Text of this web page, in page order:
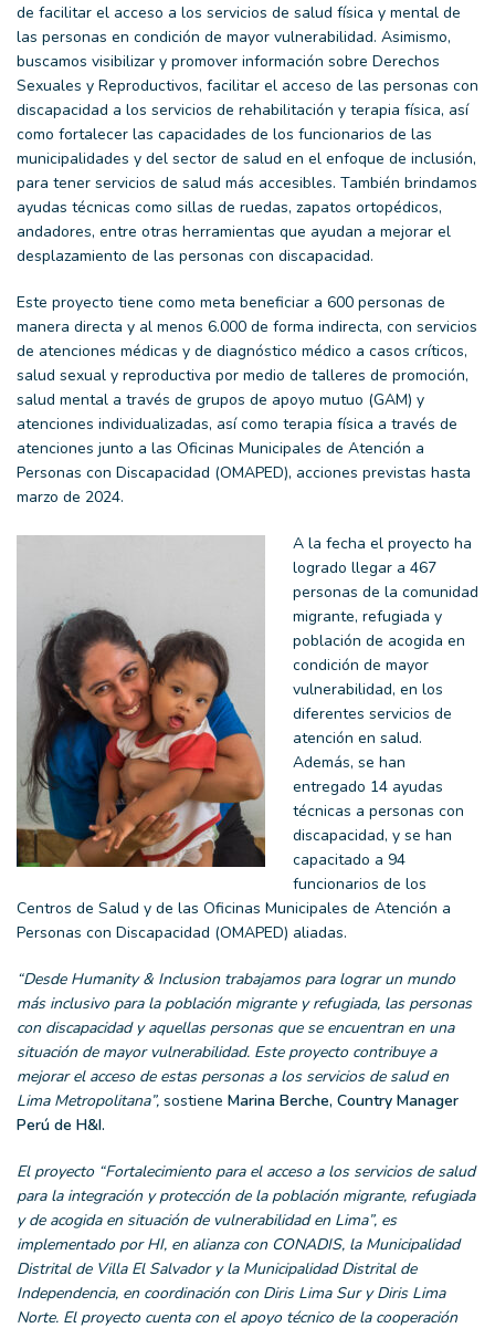
de facilitar el acceso a los servicios de salud física y mental de
las personas en condición de mayor vulnerabilidad. Asimismo,
buscamos visibilizar y promover información sobre Derechos
Sexuales y Reproductivos, facilitar el acceso de las personas con
discapacidad a los servicios de rehabilitación y terapia física, así
como fortalecer las capacidades de los funcionarios de las
municipalidades y del sector de salud en el enfoque de inclusión,
para tener servicios de salud más accesibles. También brindamos
ayudas técnicas como sillas de ruedas, zapatos ortopédicos,
andadores, entre otras herramientas que ayudan a mejorar el
desplazamiento de las personas con discapacidad.
Este proyecto tiene como meta beneficiar a 600 personas de
manera directa y al menos 6.000 de forma indirecta, con servicios
de atenciones médicas y de diagnóstico médico a casos críticos,
salud sexual y reproductiva por medio de talleres de promoción,
salud mental a través de grupos de apoyo mutuo (GAM) y
atenciones individualizadas, así como terapia física a través de
atenciones junto a las Oficinas Municipales de Atención a
Personas con Discapacidad (OMAPED), acciones previstas hasta
marzo de 2024.
A la fecha el proyecto ha
logrado llegar a 467
personas de la comunidad
migrante, refugiada y
población de acogida en
condición de mayor
vulnerabilidad, en los
diferentes servicios de
atención en salud.
Además, se han
entregado 14 ayudas
técnicas a personas con
discapacidad, y se han
capacitado a 94
funcionarios de los
Centros de Salud y de las Oficinas Municipales de Atención a
Personas con Discapacidad (OMAPED) aliadas.
“Desde Humanity & Inclusiontrabajamos para lograr un mundo
más inclusivo para la población migrante y refugiada, las personas
con discapacidad y aquellas personas que se encuentran en una
situación de mayor vulnerabilidad. Este proyecto contribuye a
mejorar el acceso de estas personas a los servicios de salud en
Lima Metropolitana”, sostiene Marina Berche, Country Manager
Perú de H&I.
El proyecto “Fortalecimiento para el acceso a los servicios de salud
para la integración y protección de la población migrante, refugiada
y de acogida en situación de vulnerabilidad en Lima”, es
implementado por HI, en alianza con CONADIS, la Municipalidad
Distrital de Villa El Salvador yla Municipalidad Distrital de
Independencia, en coordinación con DirisLima Sur yDirisLima
Norte. El proyecto cuenta con el apoyo técnico de la cooperación